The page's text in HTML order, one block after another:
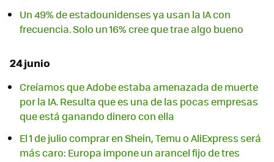
Un 49% de estadounidenses ya usan la IA con
frecuencia. Solo un 16% cree que trae algo bueno
24 junio
Creíamos que Adobe estaba amenazada de muerte
por la IA. Resulta que es una de las pocas empresas
que está ganando dinero con ella
El 1 de julio comprar en Shein, Temu o AliExpress será
más caro: Europa impone un arancel fijo de tres